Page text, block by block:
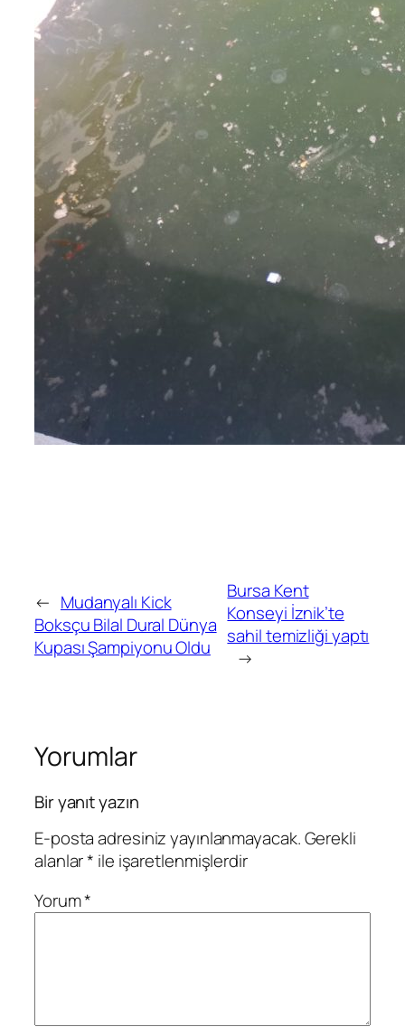
← Mudanyalı Kick
Boksçu Bilal Dural Dünya
Kupası Şampiyonu Oldu
Bursa Kent
Konseyi İznik’te
sahil temizliği yaptı
→
Yorumlar
Bir yanıt yazın
E-posta adresiniz yayınlanmayacak.Gerekli
alanlar* ile işaretlenmişlerdir
Yorum*